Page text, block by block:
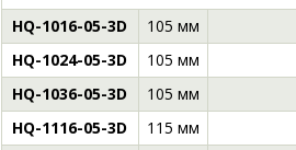
HQ-1016-05-3D
105 мм
HQ-1024-05-3D
105 мм
HQ-1036-05-3D
105 мм
HQ-1116-05-3D
115 мм